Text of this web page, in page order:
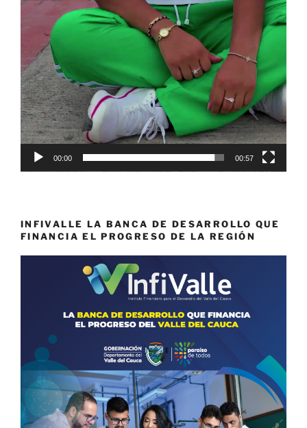
00:00 00:57
INFIVALLE LA BANCA DE DESARROLLO QUE
FINANCIA EL PROGRESO DE LA REGIÓN